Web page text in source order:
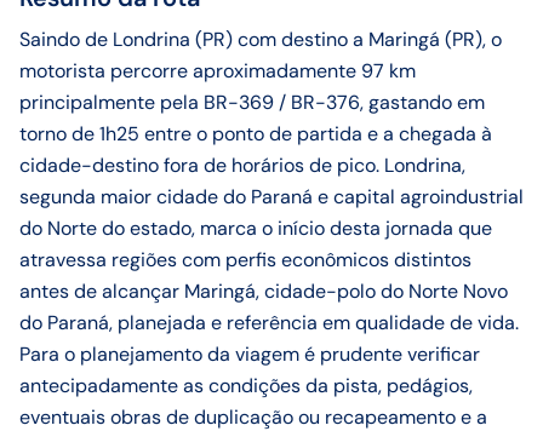
Saindo de Londrina (PR) com destino a Maringá (PR), o
motorista percorre aproximadamente 97 km
principalmente pela BR-369 / BR-376, gastando em
torno de 1h25 entre o ponto de partida e a chegada à
cidade-destino fora de horários de pico. Londrina,
segunda maior cidade do Paraná e capital agroindustrial
do Norte do estado, marca o início desta jornada que
atravessa regiões com perfis econômicos distintos
antes de alcançar Maringá, cidade-polo do Norte Novo
do Paraná, planejada e referência em qualidade de vida.
Para o planejamento da viagem é prudente verificar
antecipadamente as condições da pista, pedágios,
eventuais obras de duplicação ou recapeamento e a